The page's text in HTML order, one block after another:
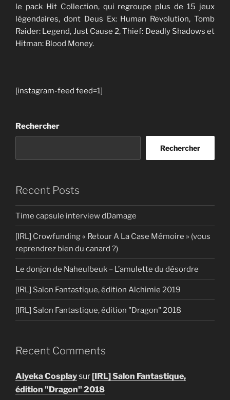
le pack Hit Collection, qui regroupe plus de 15 jeux
légendaires, dont Deus Ex: Human Revolution, Tomb
Raider: Legend, Just Cause 2, Thief: Deadly Shadows et
Hitman: Blood Money.
[instagram-feed feed=1]
Rechercher
Rechercher
Recent Posts
Time capsule interview dDamage
[IRL] Crowfunding « Retour A La Case Mémoire » (vous
reprendrez bien du canard ?)
Le donjon de Naheulbeuk – L’amulette du désordre
[IRL] Salon Fantastique, édition Alchimie 2019
[IRL] Salon Fantastique, édition "Dragon" 2018
Recent Comments
Alyeka Cosplaysur[IRL] Salon Fantastique,
édition "Dragon" 2018